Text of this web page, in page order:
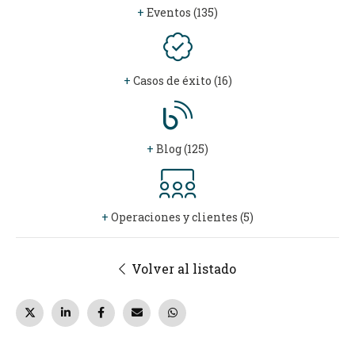
+ Eventos (135)
+ Casos de éxito (16)
+ Blog (125)
+ Operaciones y clientes (5)
Volver al listado